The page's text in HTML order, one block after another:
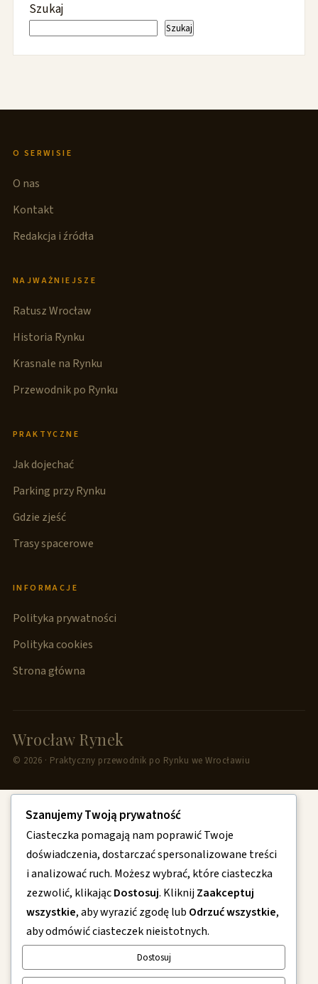
Szukaj
Szukaj
O SERWISIE
O nas
Kontakt
Redakcja i źródła
NAJWAŻNIEJSZE
Ratusz Wrocław
Historia Rynku
Krasnale na Rynku
Przewodnik po Rynku
PRAKTYCZNE
Jak dojechać
Parking przy Rynku
Gdzie zjeść
Trasy spacerowe
INFORMACJE
Polityka prywatności
Polityka cookies
Strona główna
Wrocław Rynek
© 2026 · Praktyczny przewodnik po Rynku we Wrocławiu
Szanujemy Twoją prywatność
Ciasteczka pomagają nam poprawić Twoje
doświadczenia, dostarczać spersonalizowane treści
i analizować ruch. Możesz wybrać, które ciasteczka
zezwolić, klikającDostosuj. KliknijZaakceptuj
wszystkie, aby wyrazić zgodę lub Odrzuć wszystkie,
aby odmówić ciasteczek nieistotnych.
Dostosuj